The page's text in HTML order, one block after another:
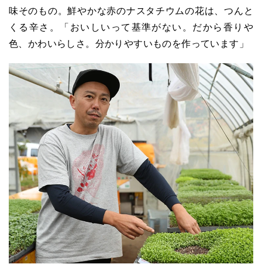
味そのもの。鮮やかな赤のナスタチウムの花は、つんと
くる辛さ。「おいしいって基準がない。だから香りや
色、かわいらしさ。分かりやすいものを作っています」